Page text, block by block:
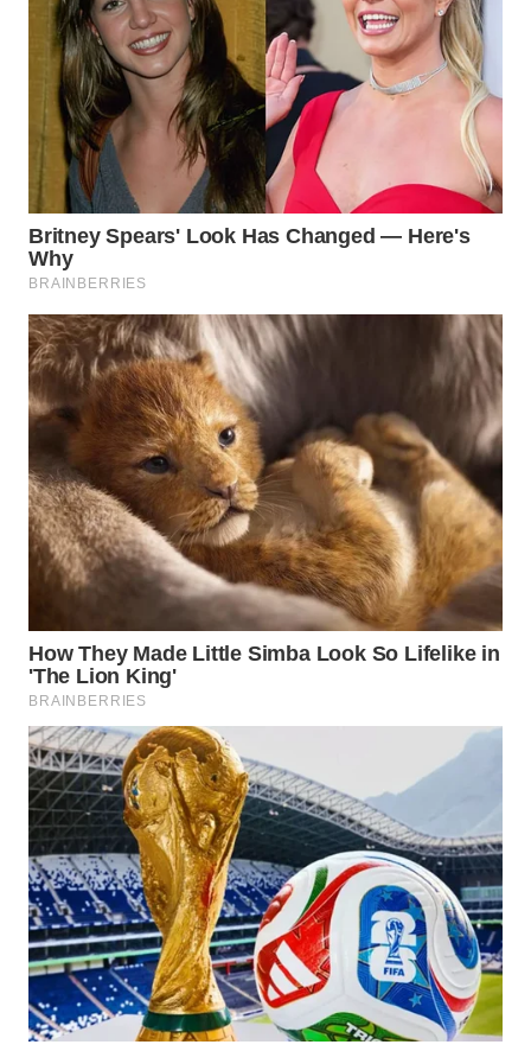
SUMEDANG
WN
CIANJUR
WN
KEPULAUAN
SERIBU
WN
WN
BINJAI
CIREBON
WN
INDRAMAYU
WN
KUNINGAN
MAJALENGKA
WN
SUBANG
WN
SUKABUMI
WN
PURWAKARTA